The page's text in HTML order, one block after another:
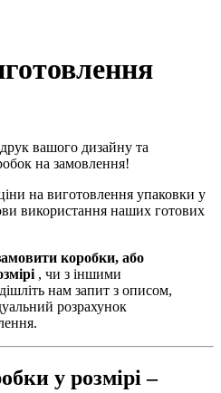
вашого дизайну та
на замовлення!
на виготовлення упаковки у
використання наших готових
коробки, або
, чи з іншими
нам запит з описом,
розрахунок
у розмірі –